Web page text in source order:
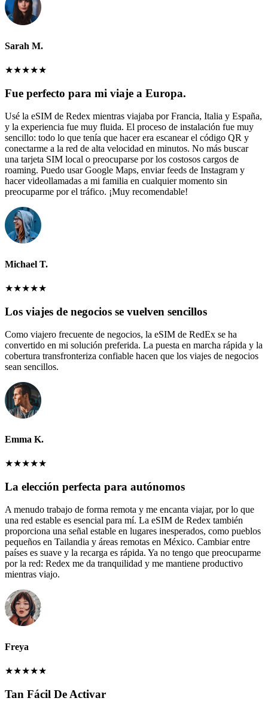
Sarah M.
★★★★★
Fue perfecto para mi viaje a Europa.
Usé la eSIM de Redex mientras viajaba por Francia, Italia y España,
y la experiencia fue muy fluida. El proceso de instalación fue muy
sencillo: todo lo que tenía que hacer era escanear el código QR y
conectarme a la red de alta velocidad en minutos. No más buscar
una tarjeta SIM local o preocuparse por los costosos cargos de
roaming. Puedo usar Google Maps, enviar feeds de Instagram y
hacer videollamadas a mi familia en cualquier momento sin
preocuparme por el tráfico. ¡Muy recomendable!
Michael T.
★★★★★
Los viajes de negocios se vuelven sencillos
Como viajero frecuente de negocios, la eSIM de RedEx se ha
convertido en mi solución preferida. La puesta en marcha rápida y la
cobertura transfronteriza confiable hacen que los viajes de negocios
sean sencillos.
Emma K.
★★★★★
La elección perfecta para autónomos
A menudo trabajo de forma remota y me encanta viajar, por lo que
una red estable es esencial para mí. La eSIM de Redex también
proporciona una señal estable en lugares inesperados, como pueblos
pequeños en Tailandia y áreas remotas en México. Cambiar entre
países es suave y la recarga es rápida. Ya no tengo que preocuparme
por la red: Redex me da tranquilidad y me mantiene productivo
mientras viajo.
Freya
★★★★★
Tan Fácil De Activar